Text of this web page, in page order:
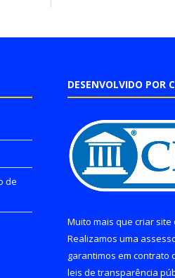
de
DESENVOLVIDO POR
Muito mais que criar site
Realizamos uma
garantimos em contrato
leis de transparência